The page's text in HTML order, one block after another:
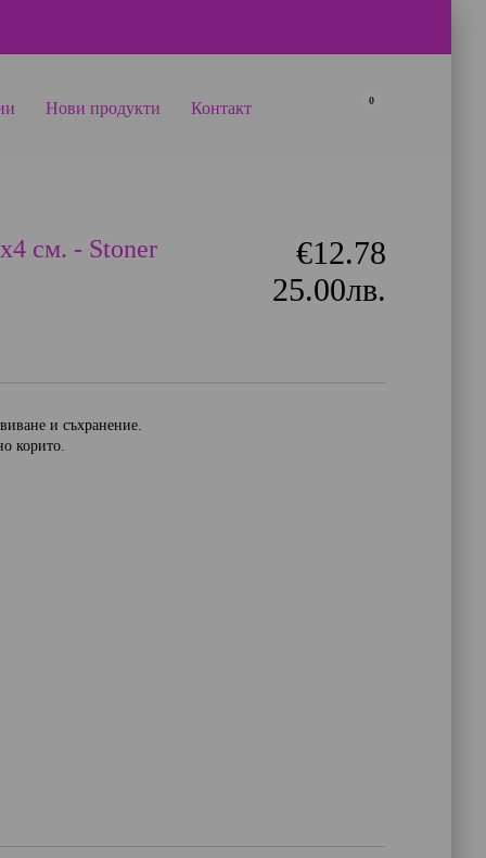
0
Нови продукти Контакт
см. - Stoner
€12.78
25.00лв.
и съхранение.
корито.